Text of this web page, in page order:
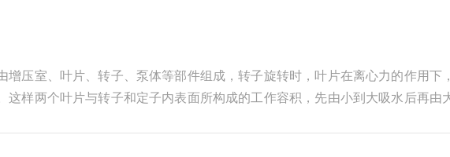
增压室、叶片、转子、泵体等部件组成，转子旋转时，叶片在离心力的作用下
这样两个叶片与转子和定子内表面所构成的工作容积，先由小到大吸水后再由